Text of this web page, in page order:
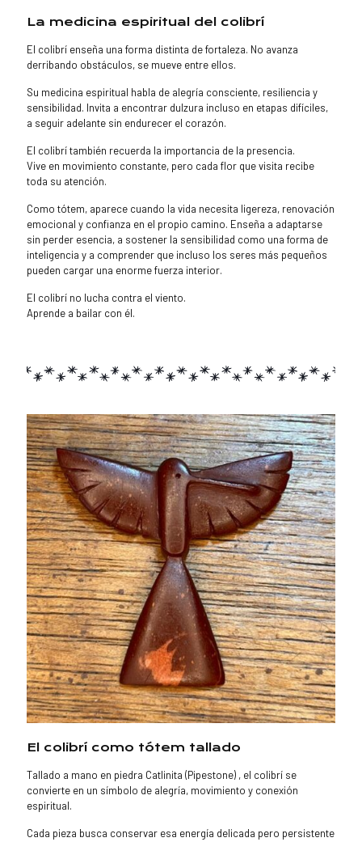
La medicina espiritual del colibrí
El colibrí enseña una forma distinta de fortaleza. No avanza
derribando obstáculos, se mueve entre ellos.
Su medicina espiritual habla de alegría consciente, resiliencia y
sensibilidad. Invita a encontrar dulzura incluso en etapas difíciles,
a seguir adelante sin endurecer el corazón.
El colibrí también recuerda la importancia de la presencia.
Vive en movimiento constante, pero cada flor que visita recibe
toda su atención.
Como tótem, aparece cuando la vida necesita ligereza, renovación
emocional y confianza en el propio camino. Enseña a adaptarse
sin perder esencia, a sostener la sensibilidad como una forma de
inteligencia y a comprender que incluso los seres más pequeños
pueden cargar una enorme fuerza interior.
El colibrí no lucha contra el viento.
Aprende a bailar con él.
El colibrí como tótem tallado
Tallado a mano en piedra Catlinita (Pipestone) , el colibrí se
convierte en un símbolo de alegría, movimiento y conexión
espiritual.
Cada pieza busca conservar esa energía delicada pero persistente